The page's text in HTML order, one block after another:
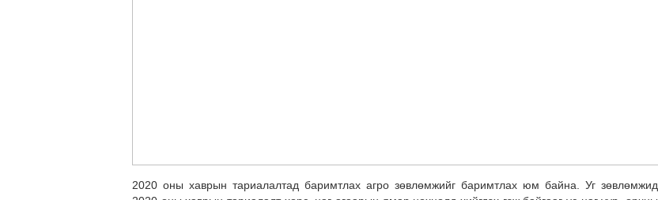
2020 оны хаврын тариалалтад баримтлах агро зөвлөмжийг баримтлах юм байна. Уг зөвлөмжид